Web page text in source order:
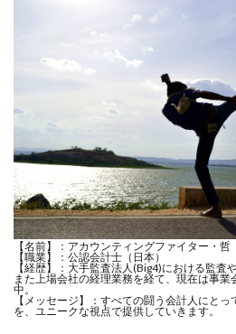
【名前】：アカウンティングファイター・哲
【職業】：公認会計士（日本）
【経歴】：大手監査法人(Big4)における監査
また上場会社の経理業務を経て、現在は事
中。
【メッセージ】：すべての闘う会計人にと
を、ユニークな視点で提供していきます。